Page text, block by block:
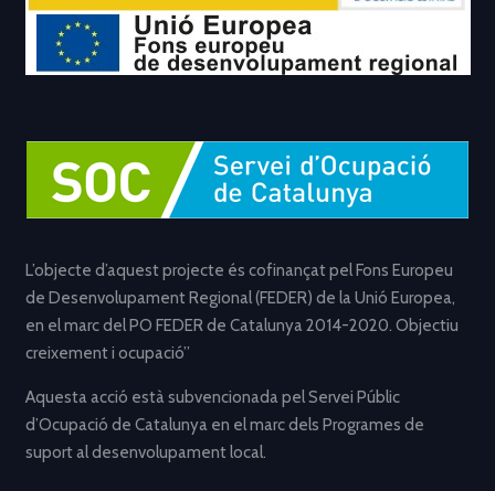
L’objecte d’aquest projecte és cofinançat pel Fons Europeu
de Desenvolupament Regional (FEDER) de la Unió Europea,
en el marc del PO FEDER de Catalunya 2014-2020. Objectiu
creixement i ocupació”
Aquesta acció està subvencionada pel Servei Públic
d’Ocupació de Catalunya en el marc dels Programes de
suport al desenvolupament local.